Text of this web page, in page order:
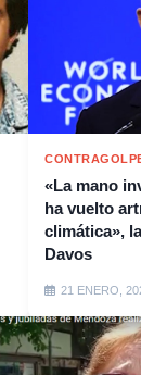
«La mano
ha vuelto
climática»,
Davos
21 ENERO,